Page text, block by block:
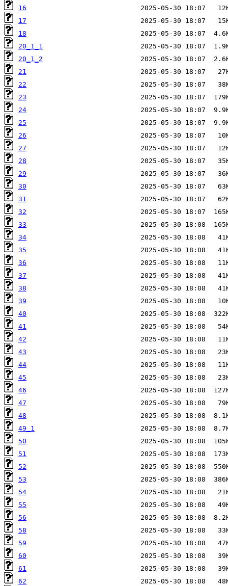
16
17
18
20_1_1
20_1_2
21
22
23
24
25
26
27
28
29
30
31
32
33
34
35
36
37
38
39
40
41
42
43
44
45
46
47
48
49_1
50
51
52
53
54
55
56
58
59
60
61
62